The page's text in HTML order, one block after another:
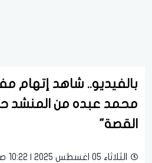
بالفيديو.. شاهد إتهام
محمد عبده من المنشد
القصة"
الثلاثاء 05 اغسطس 2025 | 10:22 صباحاً